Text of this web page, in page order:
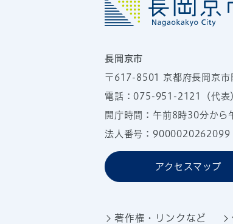
長岡京市
〒617-8501 京都府長岡京
電話：075-951-2121 （代表
開庁時間：午前8時30分か
法人番号：9000020262099
アクセスマップ
著作権・リンクなど